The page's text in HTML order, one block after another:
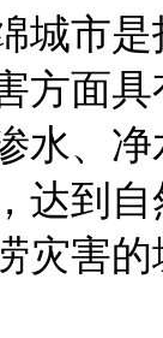
市是
方面
水、
达到
灾害